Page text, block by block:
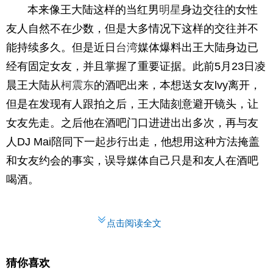
本来像王大陆这样的当红男明星身边交往的女性
友人自然不在少数，但是大多情况下这样的交往并不
能持续多久。但是近日 台湾媒体爆料出王大陆身边已
经有固定女友，并且掌握了重要证据。此前5月23日凌
晨王大陆从柯震东的酒吧出来，本想送女友lvy离开，
但是在发现有人跟拍之后，王大陆刻意避开镜头，让
女友先走。之后他在酒吧门口进进出出多次，再与友
人DJ Mai陪同下一起步行出走，他想用这种方法掩盖
和女友约会的事实，误导媒体自己只是和友人在酒吧
喝酒。
点击阅读全文
猜你喜欢